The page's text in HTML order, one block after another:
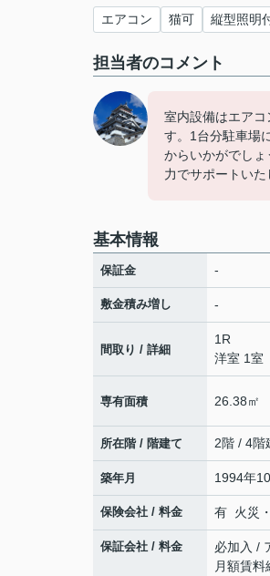
エアコン 猫可 縦型照明
担当者のコメント
室内設備はエア
す。1台分駐車場
からいかがでし
力でサポートいた
基本情報
保証金 -
敷金積み増し -
間取り / 詳細
1R
洋室 1室
専有面積 26.38㎡
所在階 / 階建て 2階 / 4階
築年月 1994年
保険会社 / 料金 有 火災
保証会社 / 料金
必加入 /
月額賃料